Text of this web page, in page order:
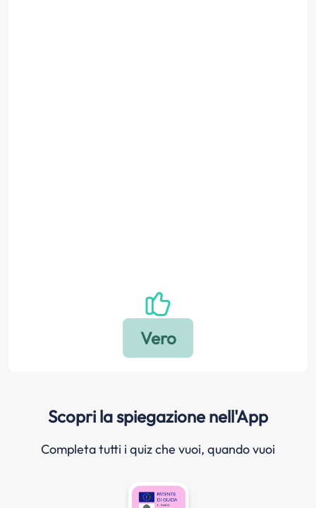
Scopri la spiegazione nell'App
Completa tutti i quiz che vuoi, quando vuoi